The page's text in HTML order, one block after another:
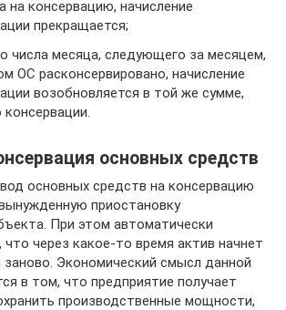
на консервацию, начисление
прекращается;
числа месяца, следующего за месяцем,
ОС расконсервировано, начисление
возобновляется в той же сумме,
основных средств
основных средств на консервацию
приостановку
При этом автоматически
что через какое-то время актив начнет
заново. Экономический смысл данной
в том, что предприятие получает
производственные мощности,